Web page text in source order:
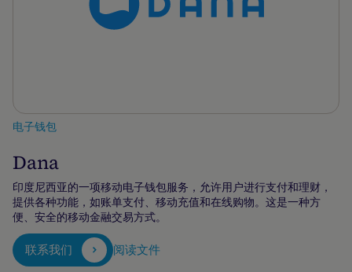
电子钱包
Dana
印度尼西亚的一项移动电子钱包服务，允许用户进行支付和理财，
提供各种功能，如账单支付、移动充值和在线购物。这是一种方
便、安全的移动金融交易方式。
联系我们 阅读文件